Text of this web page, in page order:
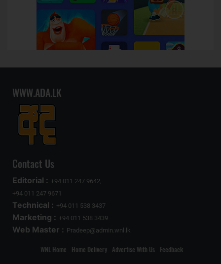
WWW.ADA.LK
Contact Us
Editorial : +94 011 247 9642,
+94 011 247 9671
Technical : +94 011 538 3437
Marketing : +94 011 538 3439
Web Master : Pradeep@admin.wnl.lk
WNL Home Home Delivery Advertise With Us Feedback